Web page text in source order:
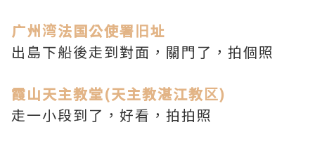
广州湾法国公使署旧址
出島下船後走到對面，關門了，拍個照
霞山天主教堂(天主教湛江教区)
走一小段到了，好看，拍拍照